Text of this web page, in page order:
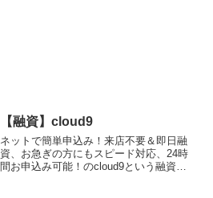
【融資】cloud9
ネットで簡単申込み！来店不要＆即日融
資、お急ぎの方にもスピード対応、24時
間お申込み可能！のcloud9という融資サ